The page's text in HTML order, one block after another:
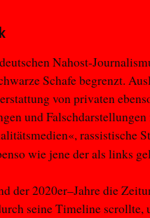
Nahost-
Schafe begrenzt.
von privaten
und
rassistische
wie jene der als links
der 2020er–Jahre die
seine Timeline scrollte,